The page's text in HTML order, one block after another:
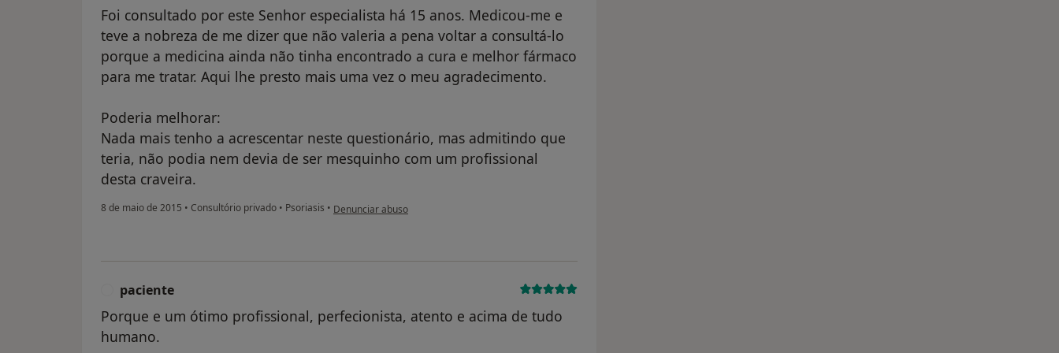
Foi consultado por este Senhor especialista há 15 anos. Medicou-me e
teve a nobreza de me dizer que não valeria a pena voltar a consultá-lo
porque a medicina ainda não tinha encontrado a cura e melhor fármaco
para me tratar. Aqui lhe presto mais uma vez o meu agradecimento.
Poderia melhorar:
Nada mais tenho a acrescentar neste questionário, mas admitindo que
teria, não podia nem devia de ser mesquinho com um profissional
desta craveira.
8 de maio de 2015 • Consultório privado • Psoriasis • na opinião do utilizador paciente anônimo
Denunciar abuso
paciente
Porque e um ótimo profissional, perfecionista, atento e acima de tudo
humano.